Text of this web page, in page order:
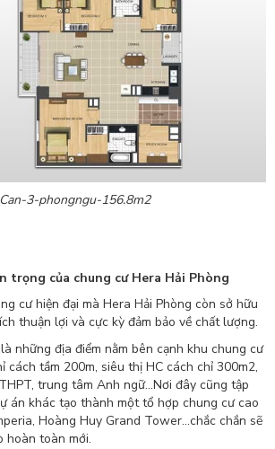
Can-3-phongngu-156.8m2
trọng của chung cư Hera Hải Phòng
cư hiện đại mà Hera Hải Phòng còn sở hữu
thuận lợi và cực kỳ đảm bảo về chất lượng.
những địa điểm nằm bên cạnh khu chung cư
cách tầm 200m, siêu thị HC cách chỉ 300m2,
trung tâm Anh ngữ...Nơi đây cũng tập
án khác tạo thành một tổ hợp chung cư cao
Hoàng Huy Grand Tower...chắc chắn sẽ
hoàn toàn mới.